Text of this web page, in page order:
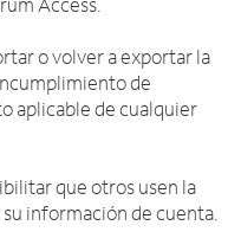
o volver a exportar la
de
aplicable de cualquier
que otros usen la
información de cuenta.